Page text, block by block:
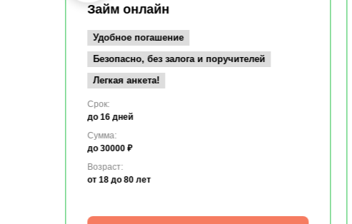
Займ онлайн
Удобное погашение
Безопасно, без залога и поручителей
Легкая анкета!
Срок:
до 16 дней
Сумма:
до 30000 ₽
Возраст:
от 18 до 80 лет